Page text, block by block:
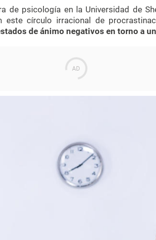
de psicología en la Universidad de
este círculo irracional de
de ánimo negativos en torno a